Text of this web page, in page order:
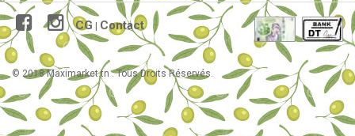
CG Contact
© 2018 Maximarket.tn . Tous Droits Réservés.